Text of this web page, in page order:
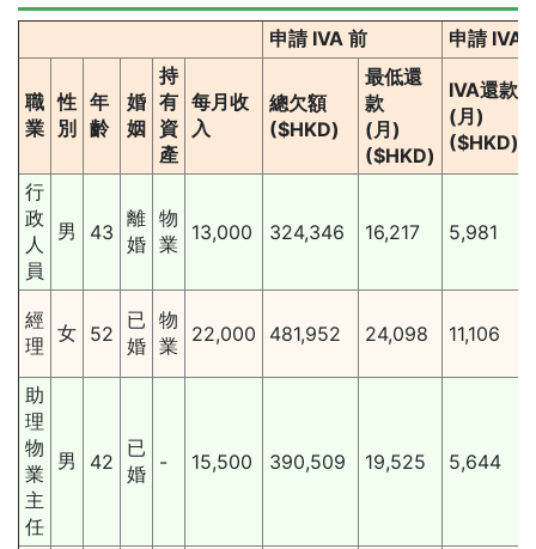
申請 IVA 前 申請 IVA
職
業
性
別
年
齡
婚
姻
持
有
資
產
每月收
入
總欠額
($HKD)
最低還
款
(月)
($HKD)
IVA還款
(月)
($HKD)
行
政
人
員
男 43
離
婚
物
業
13,000 324,346 16,217 5,981
經
理
女 52
已
婚
物
業
22,000 481,952 24,098 11,106
助
理
物
業
主
任
男 42
已
婚
- 15,500 390,509 19,525 5,644